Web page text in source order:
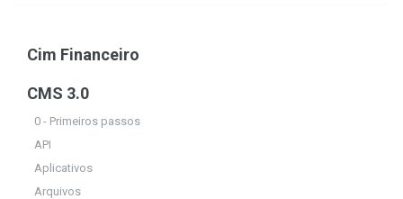
Cim Financeiro
CMS 3.0
0 - Primeiros passos
API
Aplicativos
Arquivos